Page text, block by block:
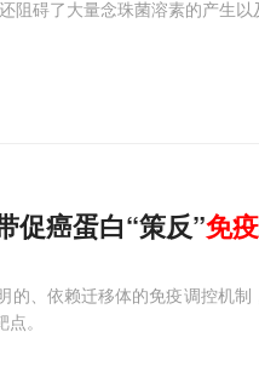
碍了大量念珠菌溶素的产生以
促癌蛋白“策反”免疫
、依赖迁移体的免疫调控机制
。